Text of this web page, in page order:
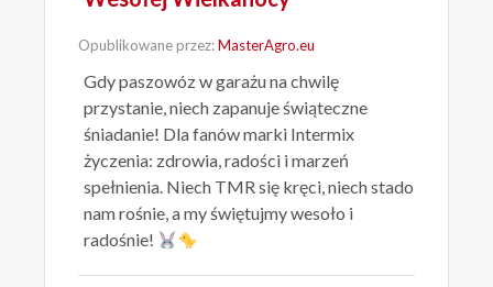
Opublikowane przez:MasterAgro.eu
Gdy paszowóz w garażu na chwilę
przystanie, niech zapanuje świąteczne
śniadanie! Dla fanów marki Intermix
życzenia: zdrowia, radości i marzeń
spełnienia. Niech TMR się kręci, niech stado
nam rośnie, a my świętujmy wesoło i
radośnie!